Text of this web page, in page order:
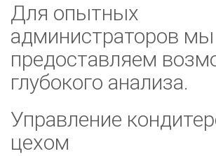
Для опытных
администраторов мы
предоставляем
глубокого анализа.
Управление
цехом